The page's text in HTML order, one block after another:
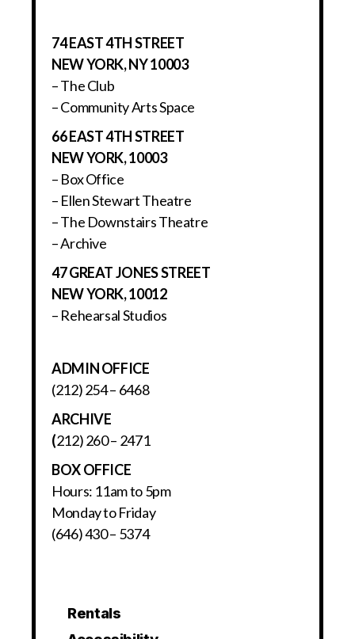
74 EAST 4TH STREET
NEW YORK, NY 10003
– The Club
– Community Arts Space
66 EAST 4TH STREET
NEW YORK, 10003
– Box Office
– Ellen Stewart Theatre
– The Downstairs Theatre
– Archive
47 GREAT JONES STREET
NEW YORK, 10012
– Rehearsal Studios
ADMIN OFFICE
(212) 254 – 6468
ARCHIVE
(212) 260 – 2471
BOX OFFICE
Hours: 11am to 5pm
Monday to Friday
(646) 430 – 5374
Rentals